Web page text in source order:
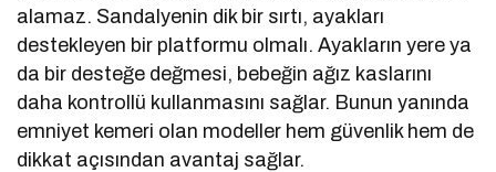
alamaz. Sandalyenin dik bir sırtı, ayakları
destekleyen bir platformu olmalı. Ayakların yere ya
da bir desteğe değmesi, bebeğin ağız kaslarını
daha kontrollü kullanmasını sağlar. Bunun yanında
emniyet kemeri olan modeller hem güvenlik hem de
dikkat açısından avantaj sağlar.